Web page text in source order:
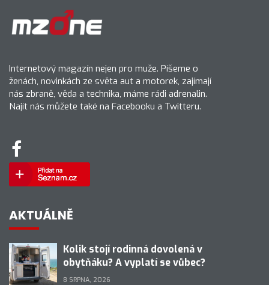
Internetový magazín nejen pro muže. Píšeme o
ženách, novinkách ze světa aut a motorek, zajímají
nás zbraně, věda a technika, máme rádi adrenalin.
Najít nás můžete také na Facebooku a Twitteru.
AKTUÁLNĚ
Kolik stojí rodinná dovolená v
obytňáku? A vyplatí se vůbec?
8 SRPNA, 2026